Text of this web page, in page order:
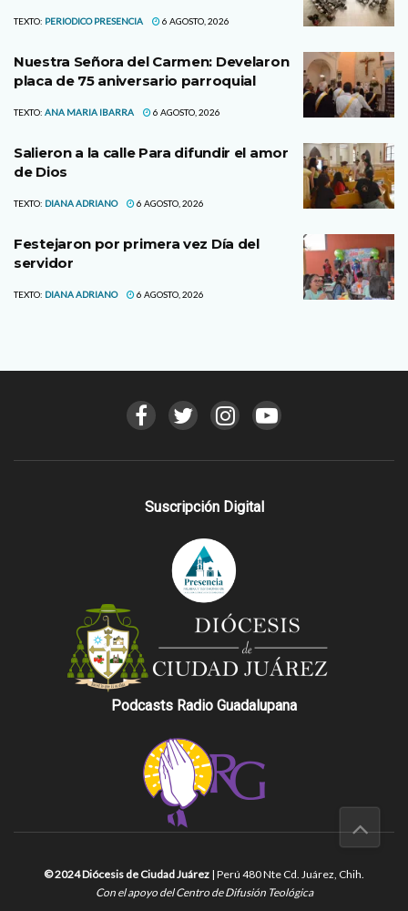
TEXTO: PERIODICO PRESENCIA 6 AGOSTO, 2026
Nuestra Señora del Carmen: Develaron
placa de 75 aniversario parroquial
TEXTO: ANA MARIA IBARRA 6 AGOSTO, 2026
Salieron a la calle Para difundir el amor
de Dios
TEXTO: DIANA ADRIANO 6 AGOSTO, 2026
Festejaron por primera vez Día del
servidor
TEXTO: DIANA ADRIANO 6 AGOSTO, 2026
Suscripción Digital
Podcasts Radio Guadalupana
© 2024 Diócesis de Ciudad Juárez | Perú 480 Nte Cd. Juárez, Chih.
Con el apoyo del Centro de Difusión Teológica